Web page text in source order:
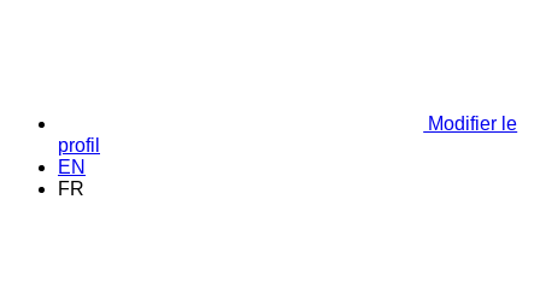
Modifier le
profil
EN
FR